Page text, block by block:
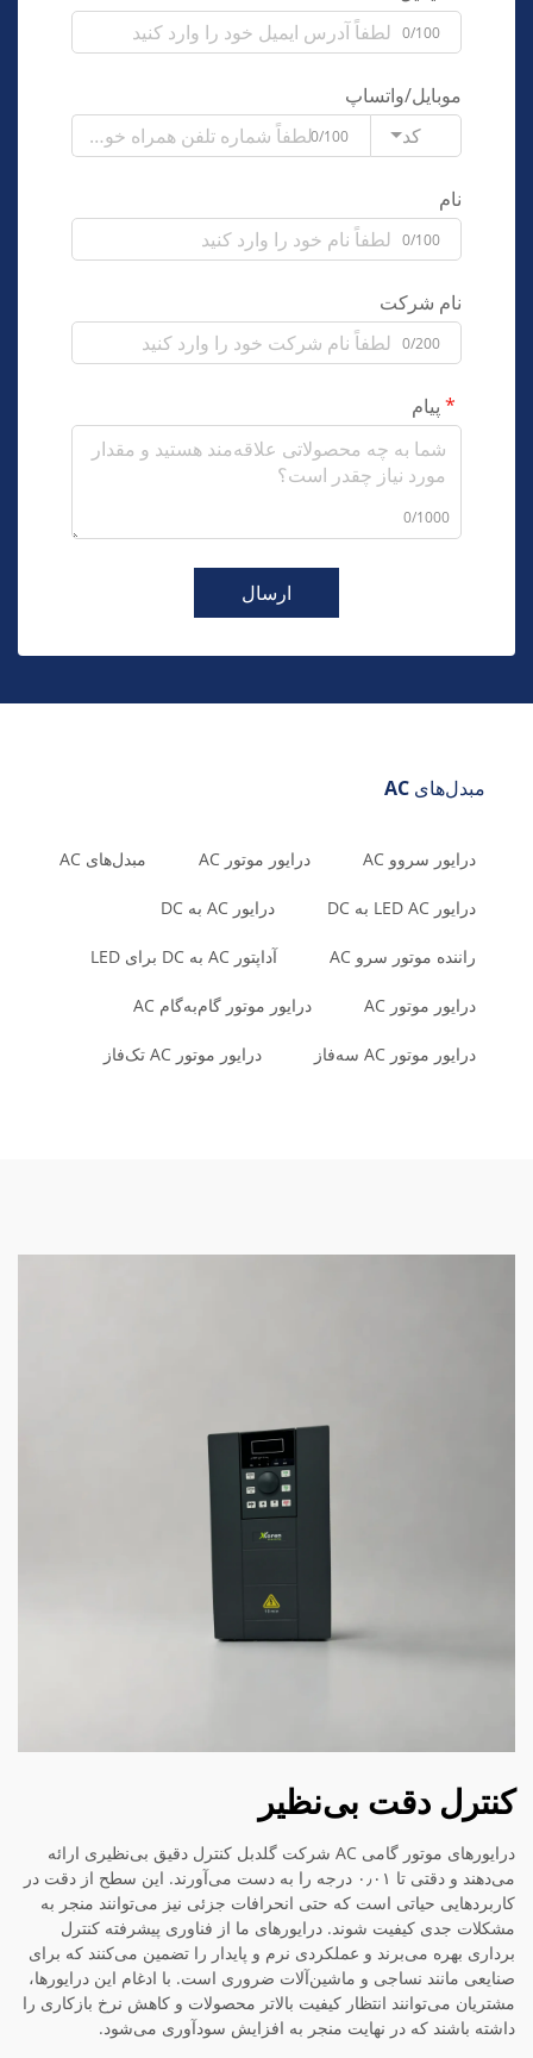
0/100
موبایل/واتساپ
کد
0/100
نام
0/100
نام شرکت
0/200
پیام
0/1000
ارسال
مبدل‌های AC
درایور سروو AC درایور موتور AC مبدل‌های AC
درایور LED AC به DC درایور AC به DC
راننده موتور سرو AC آداپتور AC به DC برای LED
درایور موتور AC درایور موتور گام‌به‌گام AC
درایور موتور AC سه‌فاز درایور موتور AC تک‌فاز
کنترل دقت بی‌نظیر
درایورهای موتور گامی AC شرکت گلدبل کنترل دقیق بی‌نظیری ارائه
می‌دهند و دقتی تا ۰٫۰۱ درجه را به دست می‌آورند. این سطح از دقت در
کاربردهایی حیاتی است که حتی انحرافات جزئی نیز می‌توانند منجر به
مشکلات جدی کیفیت شوند. درایورهای ما از فناوری پیشرفته کنترل
برداری بهره می‌برند و عملکردی نرم و پایدار را تضمین می‌کنند که برای
صنایعی مانند نساجی و ماشین‌آلات ضروری است. با ادغام این درایورها،
مشتریان می‌توانند انتظار کیفیت بالاتر محصولات و کاهش نرخ بازکاری را
داشته باشند که در نهایت منجر به افزایش سودآوری می‌شود.